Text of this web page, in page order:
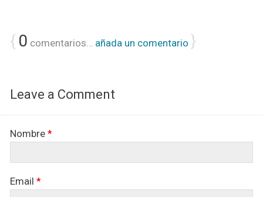
{ 0 comentarios… añada un comentario }
Leave a Comment
Nombre *
Email *